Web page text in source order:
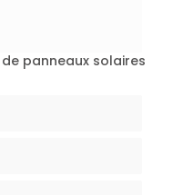
panneaux solaires